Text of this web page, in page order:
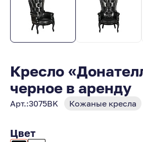
Кресло
черное в аренду
Арт.:3075BK Кожаные кресла
Цвет